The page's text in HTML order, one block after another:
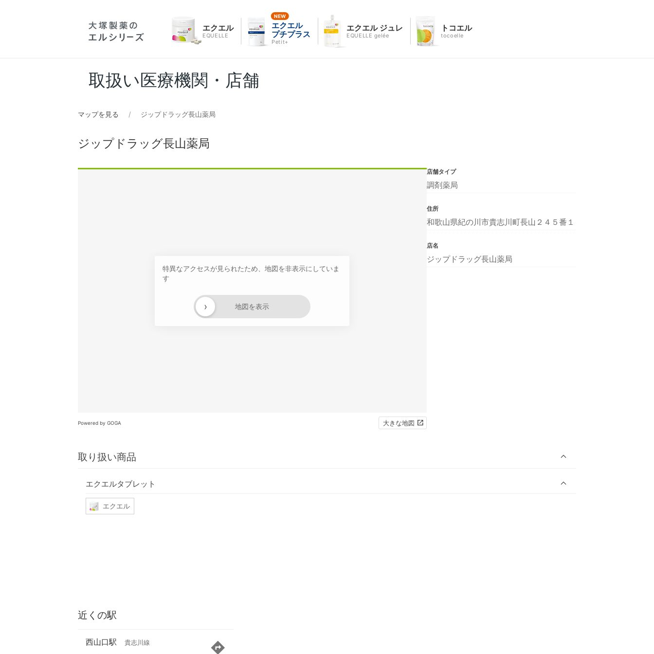
エクエル
EQUELLE
エクエル
プチプラス
Petit+
エクエル ジュレ
EQUELLE gelée
トコエル
tocoelle
取扱い医療機関・店舗
マップを見る ジップドラッグ長山薬局
ジップドラッグ長山薬局
特異なアクセスが見られたため、地図を非表示にしていま
す
地図を表示
›
Powered by GOGA 大きな地図
取り扱い商品
エクエルタブレット
エクエル
店舗タイプ
調剤薬局
住所
和歌山県紀の川市貴志川町長山２４５番１
店名
ジップドラッグ長山薬局
近くの駅
西山口駅 貴志川線